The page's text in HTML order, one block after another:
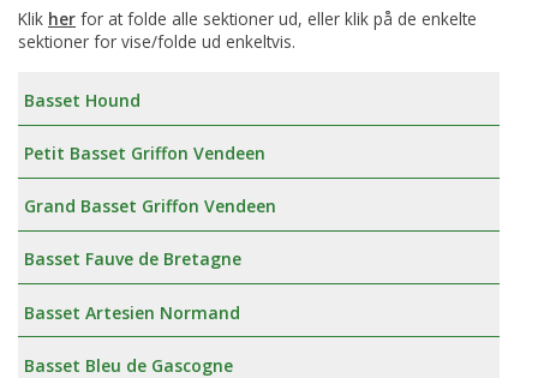
Klik her for at folde alle sektioner ud, eller klik på de enkelte
sektioner for vise/folde ud enkeltvis.
Basset Hound
Petit Basset Griffon Vendeen
Grand Basset Griffon Vendeen
Basset Fauve de Bretagne
Basset Artesien Normand
Basset Bleu de Gascogne